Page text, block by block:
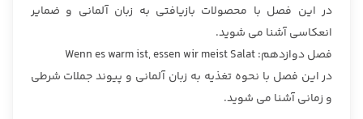
در این فصل با محصولات بازیافتی به زبان آلمانی و ضمایر
انعكاسی آشنا می شوید.
فصل دوازدهم: Wenn es warm ist, essen wir meist Salat
در این فصل با نحوه تغذیه به زبان آلمانی و پیوند جملات شرطی
و زمانی آشنا می شوید.